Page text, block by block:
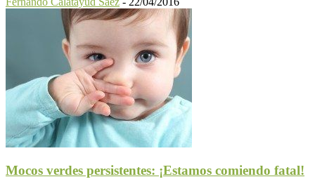
Mocos verdes persistentes: ¡Estamos comiendo fatal!